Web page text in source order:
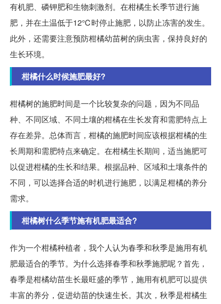
有机肥、磷钾肥和生物刺激剂。在柑橘生长季节进行施
肥，并在土温低于12℃时停止施肥，以防止冻害的发生。
此外，还需要注意预防柑橘幼苗树的病虫害，保持良好的
生长环境。
柑橘什么时候施肥最好?
柑橘树的施肥时间是一个比较复杂的问题，因为不同品
种、不同区域、不同土壤的柑橘在生长发育和需肥特点上
存在差异。总体而言，柑橘的施肥时间应该根据柑橘的生
长周期和需肥特点来确定。在柑橘生长期间，适当施肥可
以促进柑橘的生长和结果。根据品种、区域和土壤条件的
不同，可以选择合适的时机进行施肥，以满足柑橘的养分
需求。
柑橘树什么季节施有机肥最适合?
作为一个柑橘种植者，我个人认为春季和秋季是施用有机
肥最适合的季节。为什么选择春季和秋季施肥呢？首先，
春季是柑橘幼苗生长最旺盛的季节，施用有机肥可以提供
丰富的养分，促进幼苗的快速生长。其次，秋季是柑橘生